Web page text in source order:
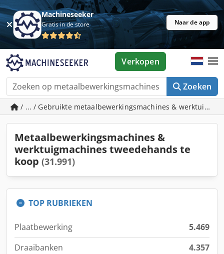
Machineseeker
Gratis in de store Naar de app
Zoeken
Verkopen
/ ... / Gebruikte metaalbewerkingsmachines &
Metaalbewerkingsmachines &
werktuigmachines tweedehands te
koop (31.991)
TOP RUBRIEKEN
Plaatbewerking
5.469
Draaibanken
4.357